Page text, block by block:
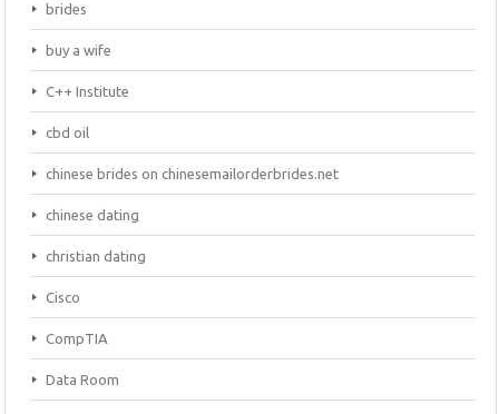
brides
buy a wife
C++ Institute
cbd oil
chinese brides on chinesemailorderbrides.net
chinese dating
christian dating
Cisco
CompTIA
Data Room